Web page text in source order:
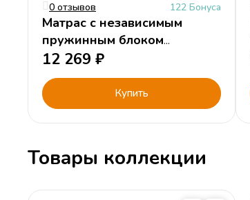
0 отзывов 122 Бонуса
Матрас с независимым
пружинным блоком
"Комфорт" 190х80см/H15
12 269 ₽
Купить
Товары коллекции